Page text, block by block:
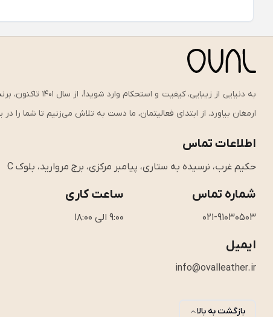
به دنیایی از
ارمغان بیاورد. از ابتدای فعالیتمان، ما دست به تلاش می‌زنیم تا شما را
اطلاعات تماس
حکیم غرب، نرسیده به ستاری، پیامبر مرکزی، برج مروارید، بلوک C
شماره تماس
021-91030503
ساعت کاری
9:00 الی 18:00
ایمیل
info@ovalleather.ir
بازگشت به بالا